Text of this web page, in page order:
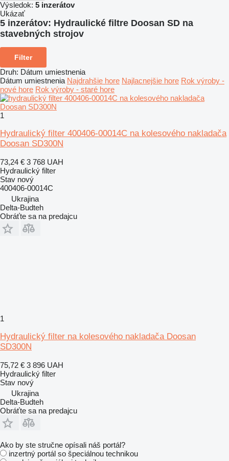
Výsledok: 5 inzerátov
Ukázať
5 inzerátov: Hydraulické filtre Doosan SD na
stavebných strojov
Filter
Druh: Dátum umiestnenia
Dátum umiestnenia Najdrahšie hore Najlacnejšie hore Rok výroby -
nové hore Rok výroby - staré hore
1
Hydraulický filter 400406-00014C na kolesového nakladača
Doosan SD300N
73,24 € 3 768 UAH
Hydraulický filter
Stav nový
400406-00014C
Ukrajina
Delta-Budteh
Obráťte sa na predajcu
1
Hydraulický filter na kolesového nakladača Doosan
SD300N
75,72 € 3 896 UAH
Hydraulický filter
Stav nový
Ukrajina
Delta-Budteh
Obráťte sa na predajcu
Ako by ste stručne opísali náš portál?
inzertný portál so špeciálnou technikou